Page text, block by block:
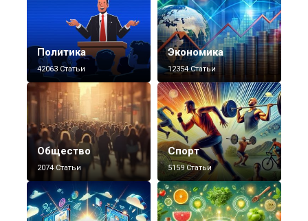
Политика
42063 Статьи
Экономика
12354 Статьи
Общество
2074 Статьи
Спорт
5159 Статьи